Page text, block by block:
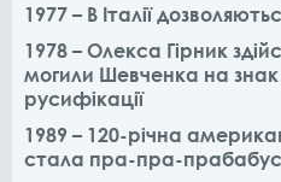
1977 – В Італії
1978 – Олекса Гірник
могили Шевченка на
русифікації
1989 – 120-річна
стала пра-пра-